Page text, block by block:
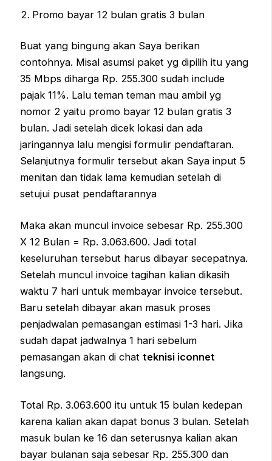
Promo bayar 12 bulan gratis 3 bulan
Buat yang bingung akan Saya berikan
contohnya. Misal asumsi paket yg dipilih itu yang
35 Mbps diharga Rp. 255.300 sudah include
pajak 11%. Lalu teman teman mau ambil yg
nomor 2 yaitu promo bayar 12 bulan gratis 3
bulan. Jadi setelah dicek lokasi dan ada
jaringannya lalu mengisi formulir pendaftaran.
Selanjutnya formulir tersebut akan Saya input 5
menitan dan tidak lama kemudian setelah di
setujui pusat pendaftarannya
Maka akan muncul invoice sebesar Rp. 255.300
X 12 Bulan = Rp. 3.063.600. Jadi total
keseluruhan tersebut harus dibayar secepatnya.
Setelah muncul invoice tagihan kalian dikasih
waktu 7 hari untuk membayar invoice tersebut.
Baru setelah dibayar akan masuk proses
penjadwalan pemasangan estimasi 1-3 hari. Jika
sudah dapat jadwalnya 1 hari sebelum
pemasangan akan di chatteknisi iconnet
langsung.
Total Rp. 3.063.600 itu untuk 15 bulan kedepan
karena kalian akan dapat bonus 3 bulan. Setelah
masuk bulan ke 16 dan seterusnya kalian akan
bayar bulanan saja sebesar Rp. 255.300 dan